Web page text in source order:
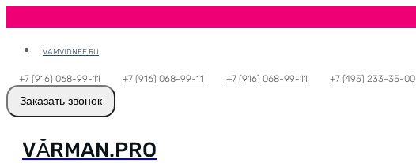
Перейти
содержимому
VAMVIDNEE.RU
+7 (916) 068-99-11 +7 (916) 068-99-11 +7 (916) 068-99-11 +7 (495) 233-35-00
Заказать звонок
VӐRMAN.PRO